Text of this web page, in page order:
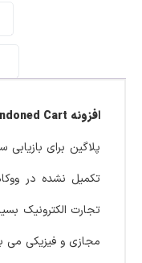
افزونه WooCommerce Recover Abandoned Cart
پلاگین برای
تکمیل نشده در
تجارت الکترونیک
مجازی و فیزیکی می